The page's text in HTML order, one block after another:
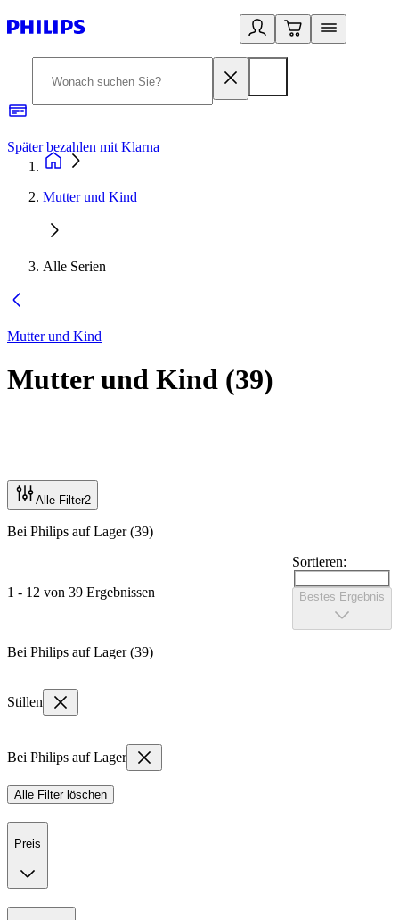
Später bezahlen mit Klarna
Mutter und Kind
Alle Serien
Mutter und Kind
Mutter und Kind (39)
Alle Filter2
Bei Philips auf Lager (39)
1 - 12 von 39 Ergebnissen
Sortieren:
Bestes Ergebnis
Bei Philips auf Lager (39)
Stillen
Bei Philips auf Lager
Alle Filter löschen
Preis